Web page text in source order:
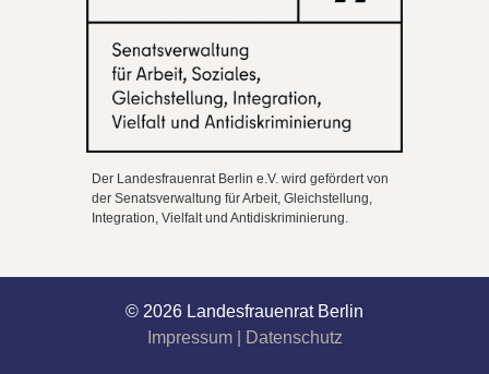
Der Landesfrauenrat Berlin e.V. wird gefördert von
der Senatsverwaltung für Arbeit, Gleichstellung,
Integration, Vielfalt und Antidiskriminierung.
© 2026 Landesfrauenrat Berlin
Impressum| Datenschutz